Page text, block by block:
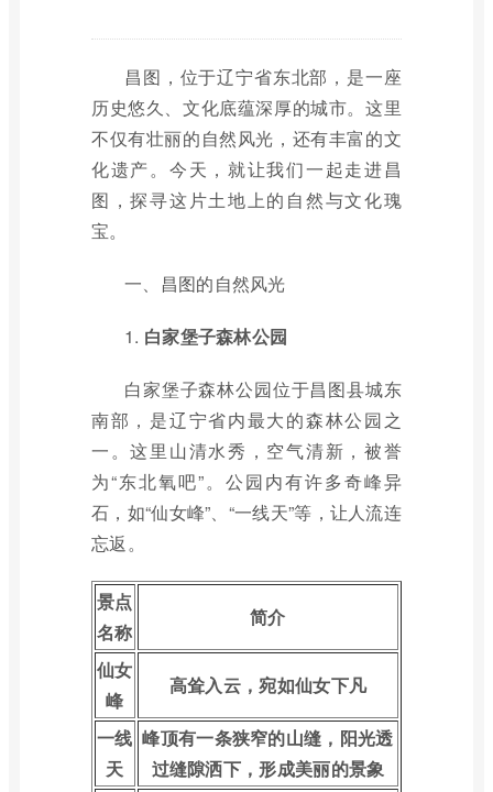
昌图，位于辽宁省东北部，是一座
历史悠久、文化底蕴深厚的城市。这里
不仅有壮丽的自然风光，还有丰富的文
化遗产。今天，就让我们一起走进昌
图，探寻这片土地上的自然与文化瑰
宝。
一、昌图的自然风光
1. 白家堡子森林公园
白家堡子森林公园位于昌图县城东
南部，是辽宁省内最大的森林公园之
一。这里山清水秀，空气清新，被誉
为“东北氧吧”。公园内有许多奇峰异
石，如“仙女峰”、“一线天”等，让人流连
忘返。
景点
名称
简介
仙女
峰
高耸入云，宛如仙女下凡
一线
天
峰顶有一条狭窄的山缝，阳光透
过缝隙洒下，形成美丽的景象